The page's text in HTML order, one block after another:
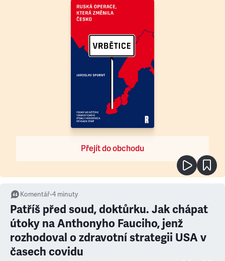
Přejít do obchodu
Komentář•4 minuty
Patříš před soud, doktůrku. Jak chápat
útoky na Anthonyho Fauciho, jenž
rozhodoval o zdravotní strategii USA v
časech covidu